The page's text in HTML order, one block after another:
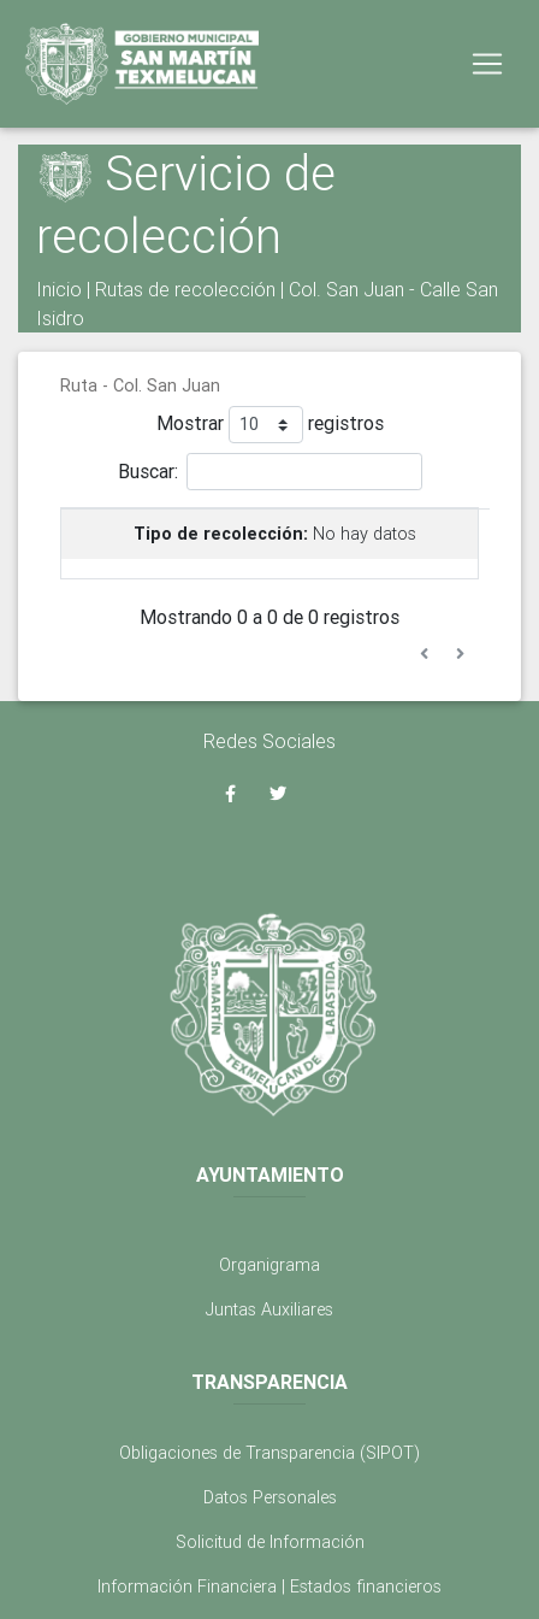
Servicio de
recolección
Inicio | Rutas de recolección | Col. San Juan - Calle San
Isidro
Ruta - Col. San Juan
Mostrar
registros
Buscar:
No hay datos
Mostrando 0 a 0 de 0 registros
Redes Sociales
AYUNTAMIENTO
Organigrama
Juntas Auxiliares
TRANSPARENCIA
Obligaciones de Transparencia (SIPOT)
Datos Personales
Solicitud de Información
Información Financiera | Estados financieros